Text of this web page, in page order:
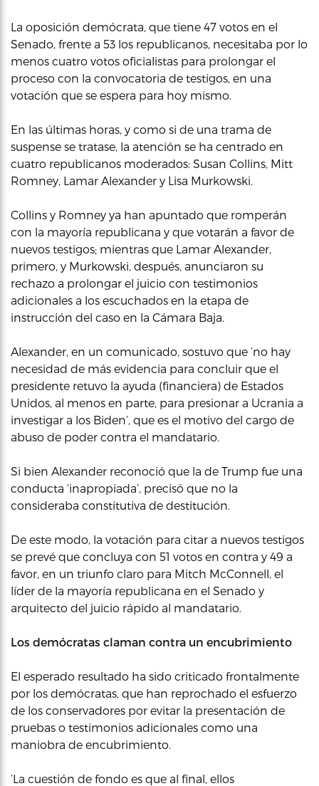
La oposición demócrata, que tiene 47 votos en el
Senado, frente a 53 los republicanos, necesitaba por lo
menos cuatro votos oficialistas para prolongar el
proceso con la convocatoria de testigos, en una
votación que se espera para hoy mismo.
En las últimas horas, y como si de una trama de
suspense se tratase, la atención se ha centrado en
cuatro republicanos moderados: Susan Collins, Mitt
Romney, Lamar Alexander y Lisa Murkowski.
Collins y Romney ya han apuntado que romperán
con la mayoría republicana y que votarán a favor de
nuevos testigos; mientras que Lamar Alexander,
primero, y Murkowski, después, anunciaron su
rechazo a prolongar el juicio con testimonios
adicionales a los escuchados en la etapa de
instrucción del caso en la Cámara Baja.
Alexander, en un comunicado, sostuvo que ‘no hay
necesidad de más evidencia para concluir que el
presidente retuvo la ayuda (financiera) de Estados
Unidos, al menos en parte, para presionar a Ucrania a
investigar a los Biden’, que es el motivo del cargo de
abuso de poder contra el mandatario.
Si bien Alexander reconoció que la de Trump fue una
conducta ‘inapropiada’, precisó que no la
consideraba constitutiva de destitución.
De este modo, la votación para citar a nuevos testigos
se prevé que concluya con 51 votos en contra y 49 a
favor, en un triunfo claro para Mitch McConnell, el
líder de la mayoría republicana en el Senado y
arquitecto del juicio rápido al mandatario.
Los demócratas claman contra un encubrimiento
El esperado resultado ha sido criticado frontalmente
por los demócratas, que han reprochado el esfuerzo
de los conservadores por evitar la presentación de
pruebas o testimonios adicionales como una
maniobra de encubrimiento.
‘La cuestión de fondo es que al final, ellos